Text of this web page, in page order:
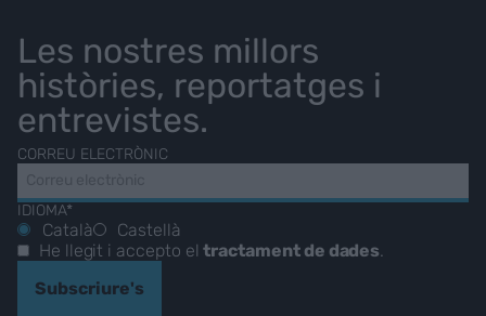
Les nostres millors
històries, reportatges i
entrevistes.
CORREU ELECTRÒNIC
IDIOMA*
Català
Castellà
He llegit i accepto eltractament de dades.
Subscriure's